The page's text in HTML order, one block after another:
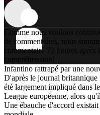
Comme nous voulons
de commentaires, nous
commentaire 72 heures
compréhension!
Infantino rattrapé par une
D'après le journal britannique
été largement impliqué dans
League européenne, alors
Une ébauche d'accord